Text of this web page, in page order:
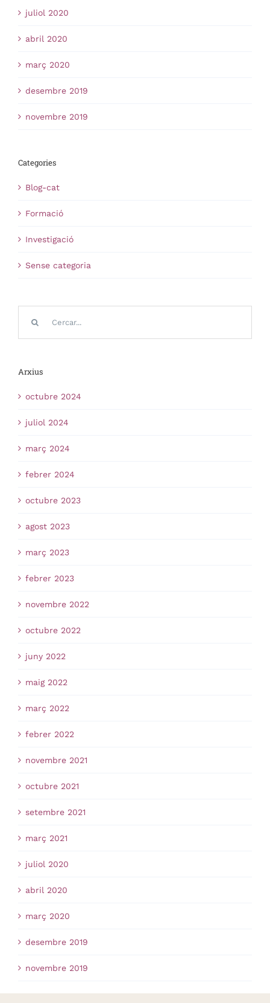
juliol 2020
abril 2020
març 2020
desembre 2019
novembre 2019
Categories
Blog-cat
Formació
Investigació
Sense categoria
Arxius
octubre 2024
juliol 2024
març 2024
febrer 2024
octubre 2023
agost 2023
març 2023
febrer 2023
novembre 2022
octubre 2022
juny 2022
maig 2022
març 2022
febrer 2022
novembre 2021
octubre 2021
setembre 2021
març 2021
juliol 2020
abril 2020
març 2020
desembre 2019
novembre 2019